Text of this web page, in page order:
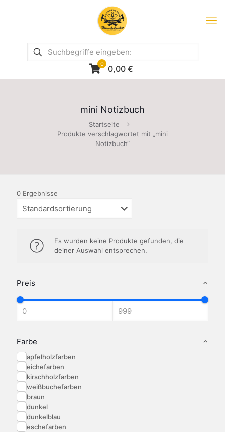
0 0,00 €
mini Notizbuch
Startseite
Produkte verschlagwortet mit „mini
Notizbuch“
Preis
Farbe
apfelholzfarben
eichefarben
kirschholzfarben
weißbuchefarben
braun
dunkel
dunkelblau
eschefarben
0 Ergebnisse
Es wurden keine Produkte gefunden, die
deiner Auswahl entsprechen.